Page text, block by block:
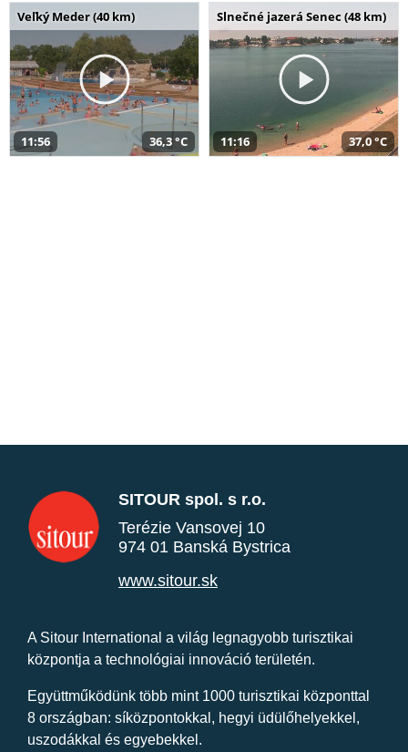
Veľký Meder (40 km)
11:56 36,3 °C
Slnečné jazerá Senec (48 km)
11:16 37,0 °C
SITOUR spol. s r.o.
Terézie Vansovej 10
974 01 Banská Bystrica
www.sitour.sk
A Sitour International a világ legnagyobb turisztikai
központja a technológiai innováció területén.
Együttműködünk több mint 1000 turisztikai központtal
8 országban: síközpontokkal, hegyi üdülőhelyekkel,
uszodákkal és egyebekkel.